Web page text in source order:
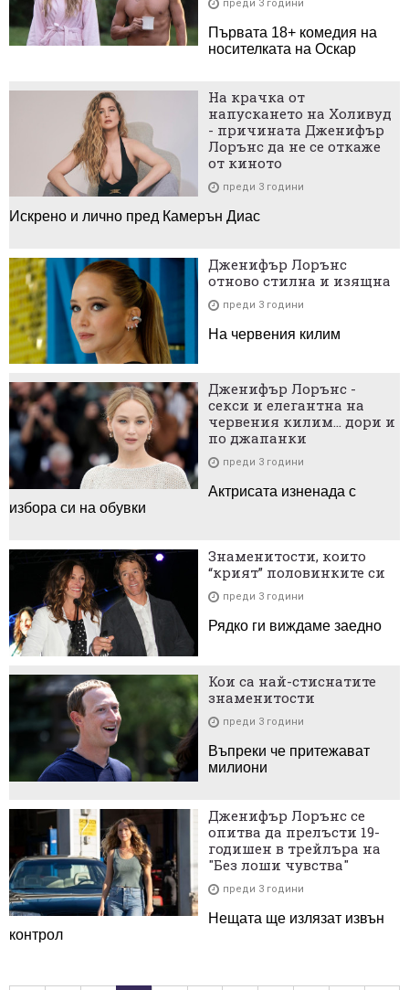
преди 3 години
Първата 18+ комедия на
носителката на Оскар
На крачка от
напускането на Холивуд
- причината Дженифър
Лорънс да не се откаже
от киното
преди 3 години
Искрено и лично пред Камерън Диас
Дженифър Лорънс
отново стилна и изящна
преди 3 години
На червения килим
Дженифър Лорънс -
секси и елегантна на
червения килим... дори и
по джапанки
преди 3 години
Актрисата изненада с
избора си на обувки
Знаменитости, които
“крият” половинките си
преди 3 години
Рядко ги виждаме заедно
Кои са най-стиснатите
знаменитости
преди 3 години
Въпреки че притежават
милиони
Дженифър Лорънс се
опитва да прелъсти 19-
годишен в трейлъра на
"Без лоши чувства"
преди 3 години
Нещата ще излязат извън
контрол